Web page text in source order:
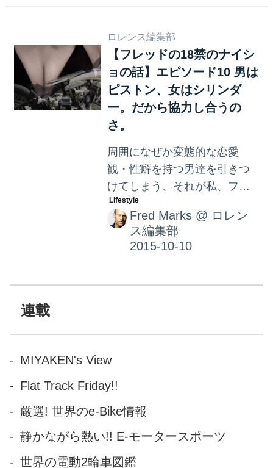
ロレンス編集部
【フレッドの18禁のナイシ
ョの話】エピソード10 男は
ピストン、女はシリンダ
ー。だから協力し合うの
さ。
周囲になぜか変態的な恋愛
観・性癖を持つ男達を引きつ
けてしまう、それが私、フレ
ッドです。 私、フレッドのナ
イショの話をお届けします。
Fred Marks @ ロレン
ス編集部
連載
MIYAKEN's View
Flat Track Friday!!
厳選! 世界のe-Bike情報
静かながら熱い!! E-モータースポーツ
世界の電動2輪車図鑑